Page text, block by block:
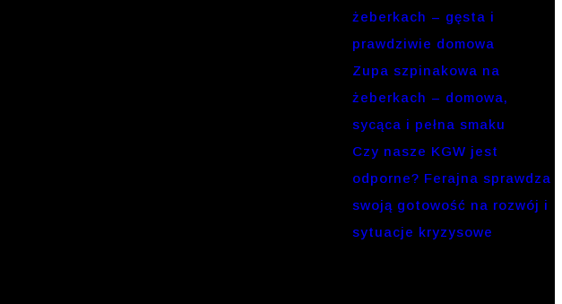
żeberkach – gęsta i
prawdziwie domowa
Zupa szpinakowa na
żeberkach – domowa,
sycąca i pełna smaku
Czy nasze KGW jest
odporne? Ferajna sprawdza
swoją gotowość na rozwój i
sytuacje kryzysowe